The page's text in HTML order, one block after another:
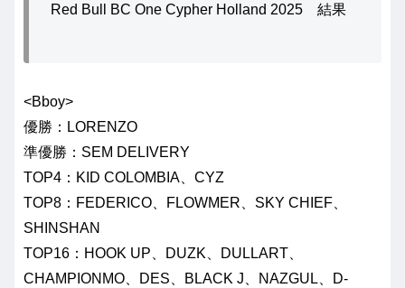
Red Bull BC One Cypher Holland 2025 結果
<Bboy>
優勝：LORENZO
準優勝：SEM DELIVERY
TOP4：KID COLOMBIA、CYZ
TOP8：FEDERICO、FLOWMER、SKY CHIEF、
SHINSHAN
TOP16：HOOK UP、DUZK、DULLART、
CHAMPIONMO、DES、BLACK J、NAZGUL、D-